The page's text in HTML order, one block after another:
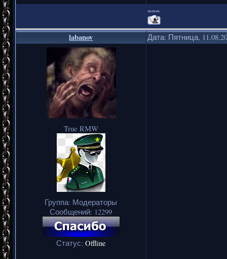
===
labanov Дата: Пятница,
True RMW
Группа: Модераторы
Сообщений: 12299
Статус: Offline